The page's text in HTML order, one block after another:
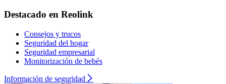
Destacado en Reolink
Consejos y trucos
Seguridad del hogar
Seguridad empresarial
Monitorización de bebés
Información de seguridad